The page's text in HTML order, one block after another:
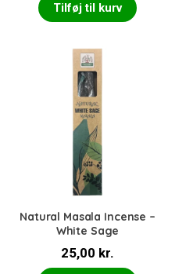
Tilføj til kurv
Natural Masala Incense –
White Sage
25,00 kr.